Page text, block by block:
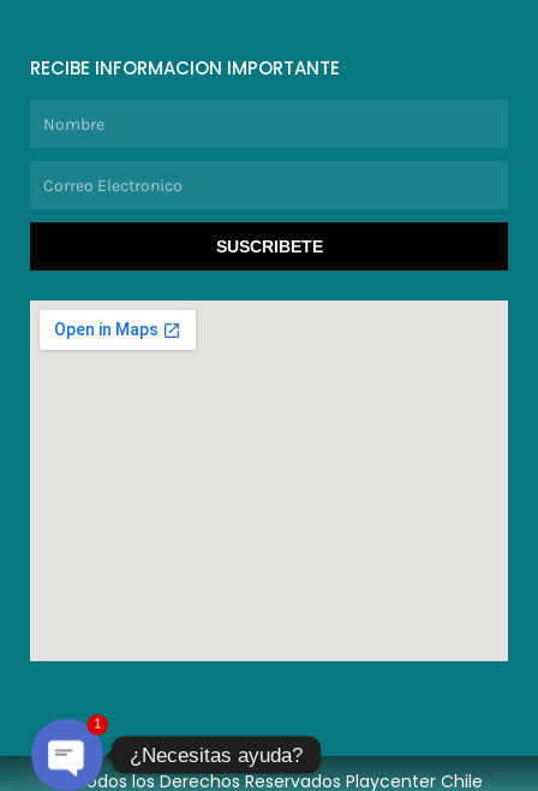
RECIBE INFORMACION IMPORTANTE
SUSCRIBETE
© Todos los Derechos Reservados Playcenter Chile
¿Necesitas ayuda?
1